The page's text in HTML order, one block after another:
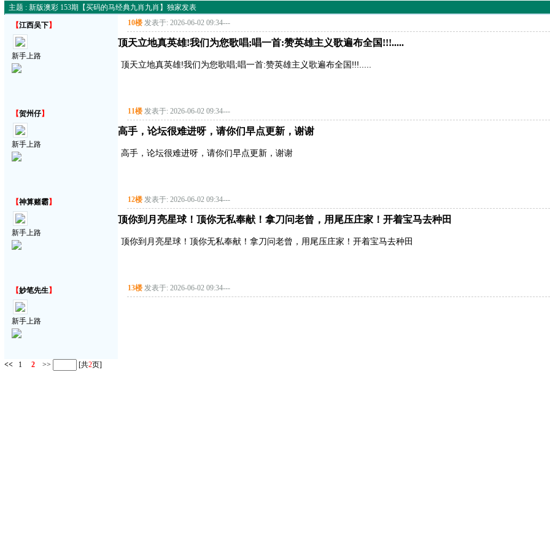
主题 : 新版澳彩 153期【买码的马经典九肖九肖】独家发表
【江西吴下】
新手上路
10楼 发表于: 2026-06-02 09:34---
顶天立地真英雄!我们为您歌唱;唱一首:赞英雄主义歌遍布全国!!!.....
顶天立地真英雄!我们为您歌唱;唱一首:赞英雄主义歌遍布全国!!!.....
【贺州仔】
新手上路
11楼 发表于: 2026-06-02 09:34---
高手，论坛很难进呀，请你们早点更新，谢谢
高手，论坛很难进呀，请你们早点更新，谢谢
【神算赌霸】
新手上路
12楼 发表于: 2026-06-02 09:34---
顶你到月亮星球！顶你无私奉献！拿刀问老曾，用尾压庄家！开着宝马去种田
顶你到月亮星球！顶你无私奉献！拿刀问老曾，用尾压庄家！开着宝马去种田
【妙笔先生】
新手上路
13楼 发表于: 2026-06-02 09:34---
<< 1 2 >> [共2页]